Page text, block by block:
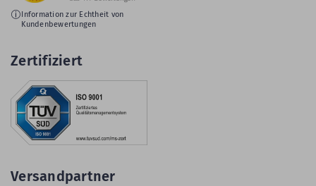
Information zur Echtheit von
Kundenbewertungen
Zertifiziert
Versandpartner